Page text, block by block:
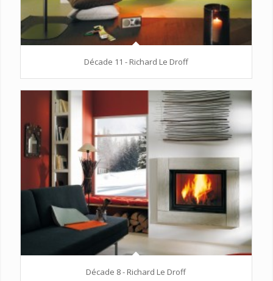
Décade 11 - Richard Le Droff
Décade 8 - Richard Le Droff